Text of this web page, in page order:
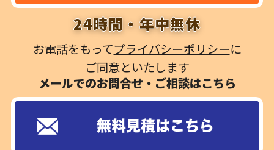
24時間・年中無休
お電話をもってプライバシーポリシーに
ご同意といたします
メールでのお問合せ・ご相談はこちら
無料見積はこちら